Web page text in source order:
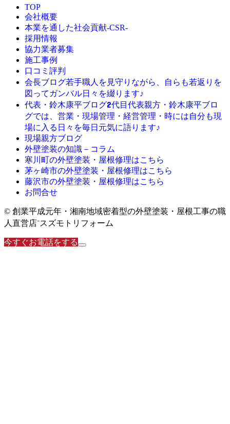
TOP
会社概要
本業を通した社会貢献-CSR-
採用情報
協力業者募集
施工事例
口コミ評判
会長ブログ若手職人を見守りながら、自らも若返りを
図ってガンバル日々を綴ります♪
代表・鈴木康平ブログ2代目代表親方・鈴木康平ブロ
グでは、営業・現場管理・経営管理・時には自分も現
場に入る日々を毎日元気に語ります♪
現場親方ブログ
外壁塗装の知識－コラム
寒川町の外壁塗装・屋根修理はこちら
茅ヶ崎市の外壁塗装・屋根修理はこちら
藤沢市の外壁塗装・屋根修理はこちら
お問合せ
© 創業平成元年・湘南地域密着型の外壁塗装・屋根工事の職
人直営店⁻スズモトリフォーム
今すぐお電話をする